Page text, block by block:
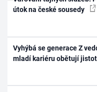
útok na české sousedy
Vyhýbá se generace Z
mladí kariéru obětují